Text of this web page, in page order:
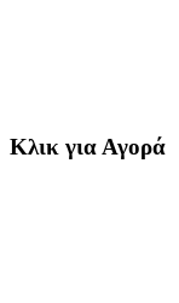
Κλικ για Αγορά